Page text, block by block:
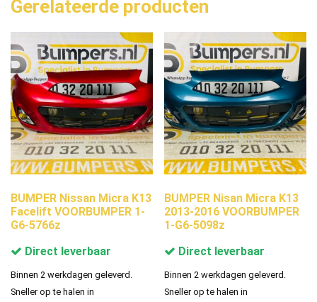
Gerelateerde producten
BUMPER Nissan Micra K13
Facelift VOORBUMPER 1-
G6-5766z
Direct leverbaar
Binnen 2 werkdagen geleverd.
Sneller op te halen in
BUMPER Nisan Micra K13
2013-2016 VOORBUMPER
1-G6-5098z
Direct leverbaar
Binnen 2 werkdagen geleverd.
Sneller op te halen in